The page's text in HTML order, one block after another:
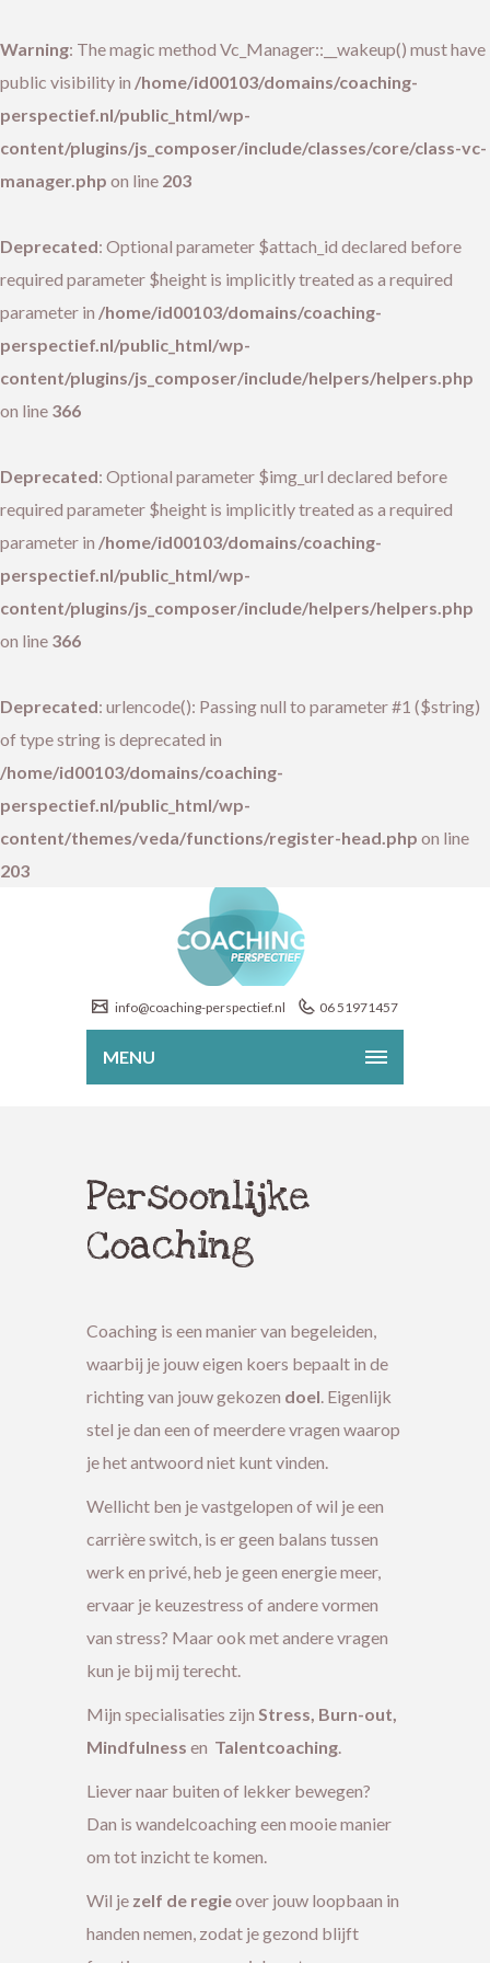
Warning: The magic method Vc_Manager::__wakeup() must have
public visibility in /home/id00103/domains/coaching-
perspectief.nl/public_html/wp-
content/plugins/js_composer/include/classes/core/class-vc-
manager.php on line 203
Deprecated: Optional parameter $attach_id declared before
required parameter $height is implicitly treated as a required
parameter in /home/id00103/domains/coaching-
perspectief.nl/public_html/wp-
content/plugins/js_composer/include/helpers/helpers.php
on line 366
Deprecated: Optional parameter $img_url declared before
required parameter $height is implicitly treated as a required
parameter in /home/id00103/domains/coaching-
perspectief.nl/public_html/wp-
content/plugins/js_composer/include/helpers/helpers.php
on line 366
Deprecated: urlencode(): Passing null to parameter #1 ($string)
of type string is deprecated in
/home/id00103/domains/coaching-
perspectief.nl/public_html/wp-
content/themes/veda/functions/register-head.php on line
203
info@coaching-perspectief.nl 06 51971457
MENU
Persoonlijke
Coaching
Coaching is een manier van begeleiden,
waarbij je jouw eigen koers bepaalt in de
richting van jouw gekozen doel. Eigenlijk
stel je dan een of meerdere vragen waarop
je het antwoord niet kunt vinden.
Wellicht ben je vastgelopen of wil je een
carrière switch, is er geen balans tussen
werk en privé, heb je geen energie meer,
ervaar je keuzestress of andere vormen
van stress? Maar ook met andere vragen
kun je bij mij terecht.
Mijn specialisaties zijn Stress, Burn-out,
Mindfulness en Talentcoaching.
Liever naar buiten of lekker bewegen?
Dan is wandelcoaching een mooie manier
om tot inzicht te komen.
Wil je zelf de regieover jouw loopbaan in
handen nemen, zodat je gezond blijft